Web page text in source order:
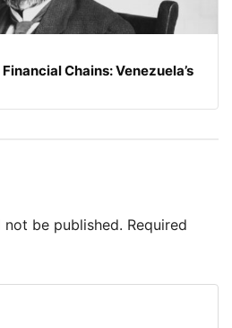
Chains: Venezuela’s
be published. Required